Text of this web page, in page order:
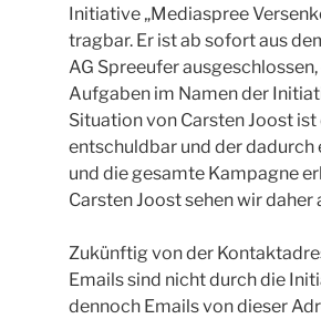
Initiative „Mediaspree
tragbar. Er ist ab sofort aus
AG Spreeufer
Aufgaben im Namen der
Situation von Carsten Joost
entschuldbar und der
und die gesamte Kampagne
Carsten Joost sehen wir
Zukünftig von der
Emails sind nicht durch die
dennoch Emails von dieser